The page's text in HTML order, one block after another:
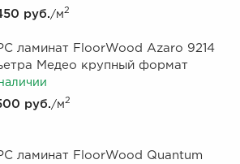
руб. /м2
ламинат FloorWood Azaro 9214
Медео крупный формат
руб. /м2
ламинат FloorWood Quantum